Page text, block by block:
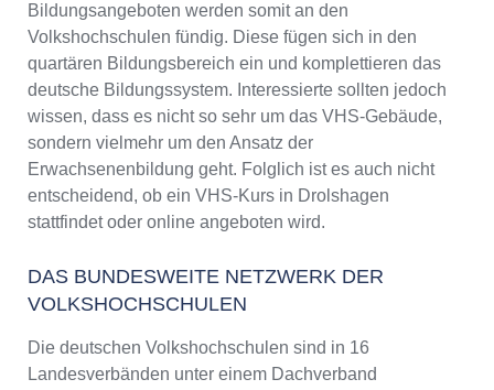
Bildungsangeboten werden somit an den
Volkshochschulen fündig. Diese fügen sich in den
quartären Bildungsbereich ein und komplettieren das
deutsche Bildungssystem. Interessierte sollten jedoch
wissen, dass es nicht so sehr um das VHS-Gebäude,
sondern vielmehr um den Ansatz der
Erwachsenenbildung geht. Folglich ist es auch nicht
entscheidend, ob ein VHS-Kurs in Drolshagen
stattfindet oder online angeboten wird.
DAS BUNDESWEITE NETZWERK DER
VOLKSHOCHSCHULEN
Die deutschen Volkshochschulen sind in 16
Landesverbänden unter einem Dachverband